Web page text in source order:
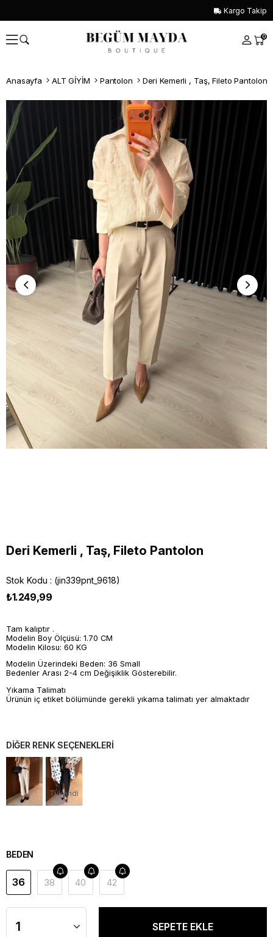
Kargo Takip
0
Anasayfa ALT GİYİM Pantolon Deri Kemerli , Taş, Fileto Pantolon
Whatsapp İle Sipariş ver
Deri Kemerli , Taş, Fileto Pantolon
Stok Kodu (jin339pnt_9618)
₺1.249,99
Tam kalıptır .
Modelin Boy Ölçüsü: 1.70 CM
Modelin Kilosu: 60 KG
Modelin Üzerindeki Beden: 36 Small
Bedenler Arası 2-4 cm Değişiklik Gösterebilir.
Yıkama Talimatı
Ürünün iç etiket bölümünde gerekli yıkama talimatı yer almaktadır
DİĞER RENK SEÇENEKLERİ
Tükendi
BEDEN
36 38 40 42